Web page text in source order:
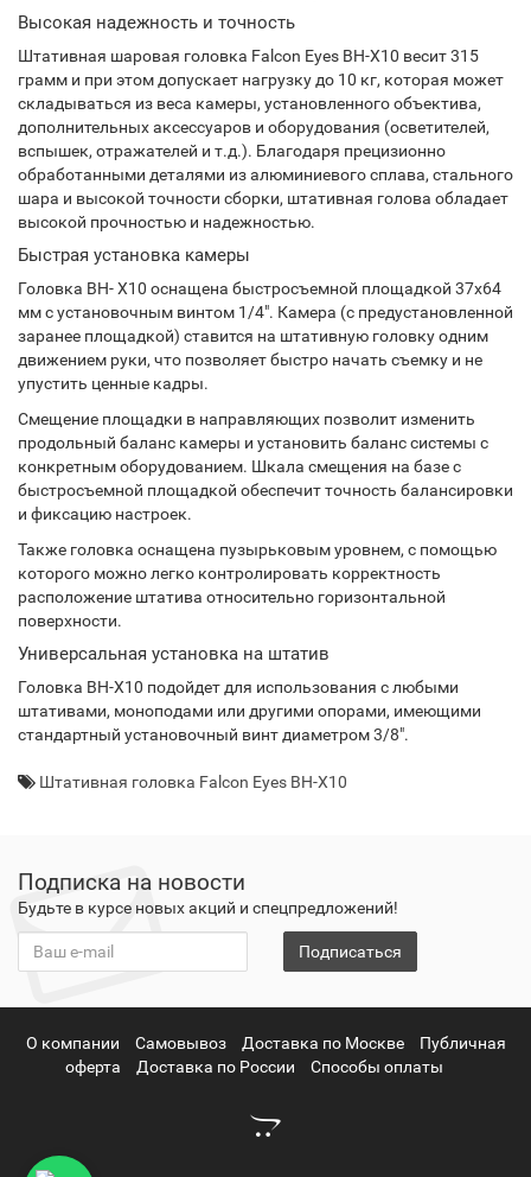
Высокая надежность и точность
Штативная шаровая головка Falcon Eyes BH-X10 весит 315
грамм и при этом допускает нагрузку до 10 кг, которая может
складываться из веса камеры, установленного объектива,
дополнительных аксессуаров и оборудования (осветителей,
вспышек, отражателей и т.д.). Благодаря прецизионно
обработанными деталями из алюминиевого сплава, стального
шара и высокой точности сборки, штативная голова обладает
высокой прочностью и надежностью.
Быстрая установка камеры
Головка BH- X10 оснащена быстросъемной площадкой 37х64
мм с установочным винтом 1/4". Камера (с предустановленной
заранее площадкой) ставится на штативную головку одним
движением руки, что позволяет быстро начать съемку и не
упустить ценные кадры.
Смещение площадки в направляющих позволит изменить
продольный баланс камеры и установить баланс системы с
конкретным оборудованием. Шкала смещения на базе с
быстросъемной площадкой обеспечит точность балансировки
и фиксацию настроек.
Также головка оснащена пузырьковым уровнем, с помощью
которого можно легко контролировать корректность
расположение штатива относительно горизонтальной
поверхности.
Универсальная установка на штатив
Головка BH-X10 подойдет для использования с любыми
штативами, моноподами или другими опорами, имеющими
стандартный установочный винт диаметром 3/8".
Штативная головка Falcon Eyes BH-X10
Подписка на новости
Будьте в курсе новых акций и спецпредложений!
Подписаться
О компании Самовывоз Доставка по Москве
Публичная
оферта
Доставка по России Способы оплаты